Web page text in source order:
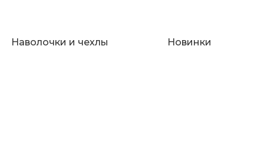
Наволочки и чехлы Новинки